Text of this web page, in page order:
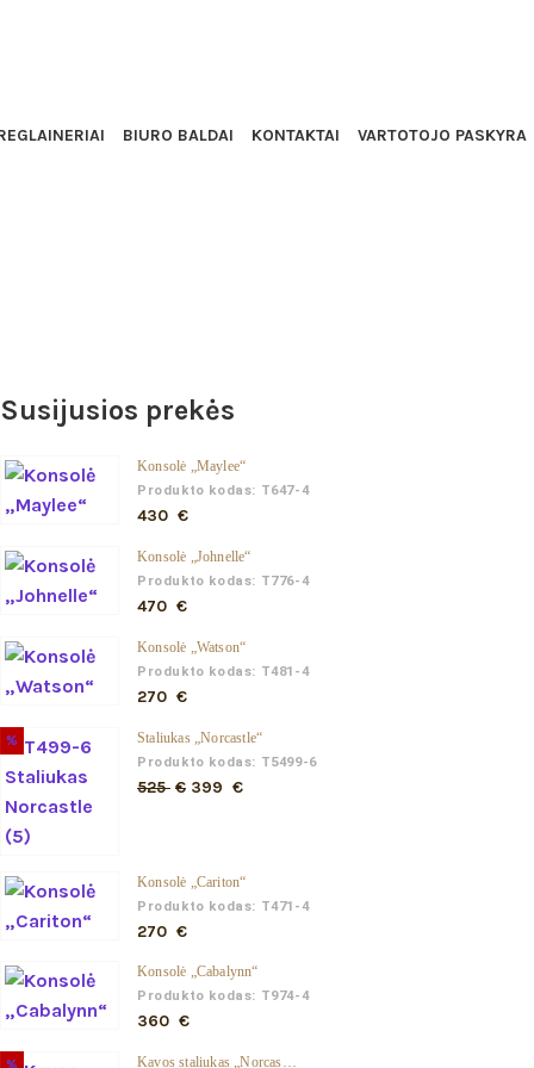
ASHLEY
BIURO BALDAI KONTAKTAI VARTOTOJO PASKYRA
Susijusios prekės
Konsolė „Maylee“
Produkto kodas: T647-4
430 €
Konsolė „Johnelle“
Produkto kodas: T776-4
470 €
Konsolė „Watson“
Produkto kodas: T481-4
270 €
% Staliukas „Norcastle“
Produkto kodas: T5499-6
525 € Original
525 €.
399 €Current
399 €.
Konsolė „Cariton“
Produkto kodas: T471-4
270 €
Konsolė „Cabalynn“
Produkto kodas: T974-4
360 €
Kavos staliukas „Norcastle“